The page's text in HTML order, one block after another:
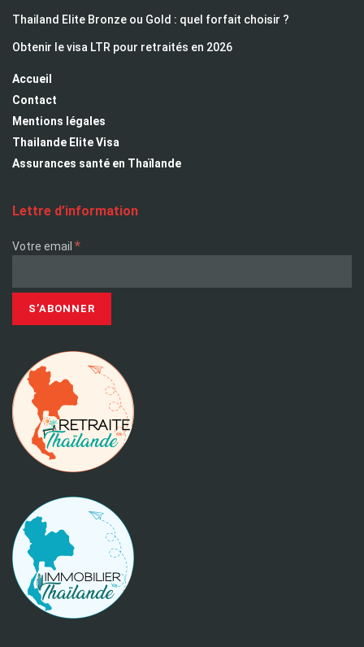
Thailand Elite Bronze ou Gold : quel forfait choisir ?
Obtenir le visa LTR pour retraités en 2026
Accueil
Contact
Mentions légales
Thailande Elite Visa
Assurances santé en Thaïlande
Lettre d’information
Votre email *